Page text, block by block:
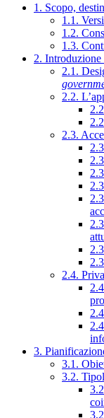
1. Scopo,
1.1.
1.2.
1.3.
2.
2.1.
2.2.
2.3.
2.4.
3.
3.1.
3.2.